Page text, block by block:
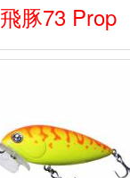
飛豚73 Prop